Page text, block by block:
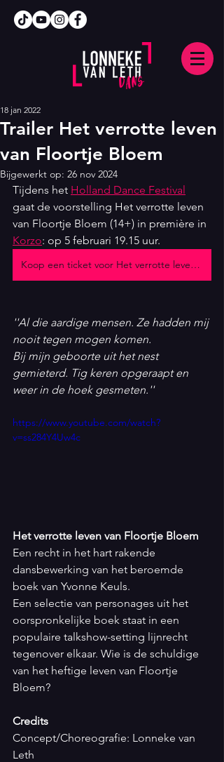
Trailer Het verrotte leven
van Floortje Bloem
18 jan 2022
Bijgewerkt op: 26 nov 2024
Tijdens het Holland Dance Festival
gaat de voorstelling Het verrotte leven
van Floortje Bloem (14+) in première in
Korzo: op 5 februari 19.15 uur.
Koop een ticket voor Het verrotte leven van Floortje Bloem
''Al die aardige mensen. Ze hadden mij
nooit tegen mogen komen.
Bij mijn geboorte uit het nest
gemieterd. Tig keren opgeraapt en
weer in de hoek gesmeten.''
https://www.youtube.com/watch?
v=ss284Y4Uw4c
Het verrotte leven van Floortje Bloem
Een recht in het hart rakende
dansbewerking van het beroemde
boek van Yvonne Keuls.
Een selectie van personages uit het
oorspronkelijke boek staat in een
populaire talkshow-setting lijnrecht
tegenover elkaar. Wie is de schuldige
van het heftige leven van Floortje
Bloem?
Credits
Concept/Choreografie: Lonneke van
Leth